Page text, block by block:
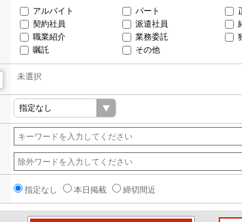
アルバイト パート
契約社員
派遣社員
職業紹介
業務委託
嘱託
その他
未選択
指定なし 本日掲載 締切間近